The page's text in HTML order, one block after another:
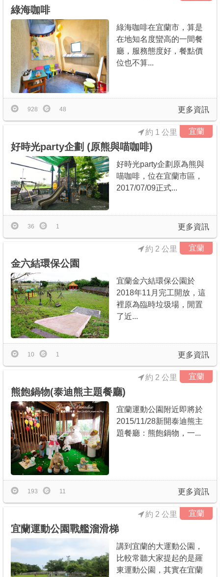
綠海咖啡
綠海咖啡在宜蘭市，算是
在地知名度蠻高的一間餐
廳，服務態度好，餐點價
位也不算...
更多資訊
928 48
宜蘭
好時光party企劃 (原熊與喵咖啡)
約 1 公里
好時光party企劃原為熊與
喵咖啡，位在宜蘭市區，
2017/07/09正式...
更多資訊
36 1
宜蘭
金六結環保公園
約 2 公里
宜蘭金六結環保公園於
2018年11月完工開放，這
裡原為臨時垃圾場，閒置
了近...
更多資訊
10 1
宜蘭
熊飽鍋物(泰迪熊主題餐廳)
約 2 公里
宜蘭運動公園附近即將於
2015/11/28新開泰迪熊主
題餐廳：熊飽鍋物，一...
更多資訊
193 11
宜蘭
宜蘭運動公園戰艦溜滑梯
約 2 公里
講到宜蘭的大運動公園，
比較常聽大家提起的是羅
東運動公園，其實在宜蘭